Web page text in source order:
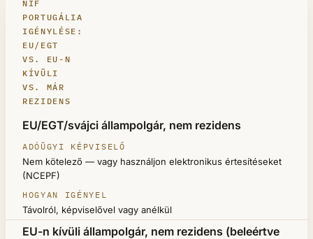
NIF
PORTUGÁLIA
IGÉNYLÉSE:
EU/EGT
VS. EU-N
KÍVÜLI
VS. MÁR
REZIDENS
AZ ÖN HELYZETE
ADÓÜGYI KÉPVISELŐ
HOGYAN IGÉNYEL
EU/EGT/svájci állampolgár, nem rezidens
Nem kötelező — vagy használjon elektronikus értesítéseket
(NCEPF)
Távolról, képviselővel vagy anélkül
EU-n kívüli állampolgár, nem rezidens (beleértve